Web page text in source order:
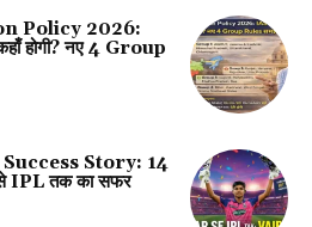
Policy 2026:
होगी? नए 4 Group
Story: 14
से IPL तक का सफर